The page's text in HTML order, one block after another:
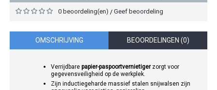
0 beoordeling(en) / Geef beoordeling
OMSCHRIJVING BEOORDELINGEN (0)
Verrijdbare papier-paspoortvernietiger zorgt voor
gegevensveiligheid op de werkplek.
Zijn inductiegeharde massief stalen snijwalsen zijn